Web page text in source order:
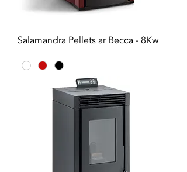
Salamandra Pellets ar Becca - 8Kw